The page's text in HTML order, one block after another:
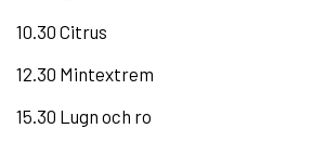
10.30 Citrus
12.30 Mintextrem
15.30 Lugn och ro